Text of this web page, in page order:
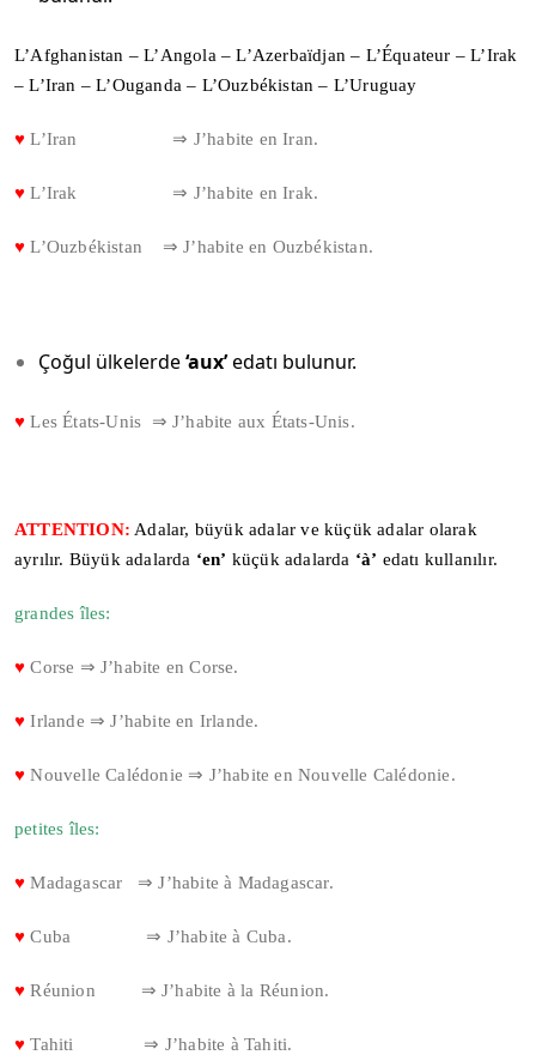
L’Afghanistan – L’Angola – L’Azerbaïdjan – L’Équateur – L’Irak
– L’Iran – L’Ouganda – L’Ouzbékistan – L’Uruguay
♥ L’Iran ⇒ J’habite en Iran.
♥ L’Irak ⇒ J’habite en Irak.
♥ L’Ouzbékistan ⇒ J’habite en Ouzbékistan.
Çoğul ülkelerde‘aux’edatı bulunur.
♥ Les États-Unis ⇒ J’habite aux États-Unis.
ATTENTION: Adalar, büyük adalar ve küçük adalar olarak
ayrılır. Büyük adalarda ‘en’ küçük adalarda ‘à’ edatı kullanılır.
grandes îles:
♥ Corse ⇒ J’habite en Corse.
♥ Irlande ⇒ J’habite en Irlande.
♥ Nouvelle Calédonie ⇒ J’habite en Nouvelle Calédonie.
petites îles:
♥ Madagascar ⇒ J’habite à Madagascar.
♥ Cuba ⇒ J’habite à Cuba.
♥ Réunion ⇒ J’habite à la Réunion.
♥ Tahiti ⇒ J’habite à Tahiti.